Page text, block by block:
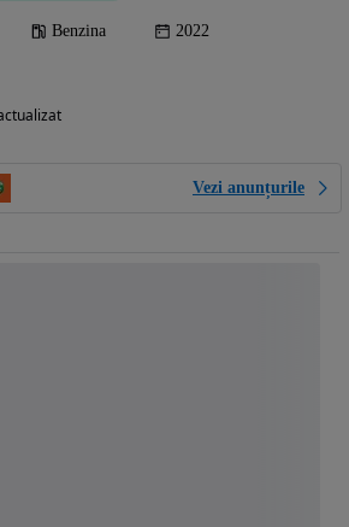
Benzina 2022
Vezi anunțurile